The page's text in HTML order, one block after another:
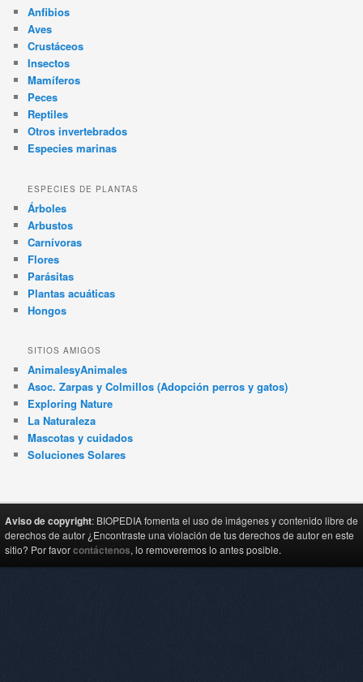
Anfibios
Aves
Crustáceos
Insectos
Mamíferos
Peces
Reptiles
Otros invertebrados
Especies marinas
ESPECIES DE PLANTAS
Árboles
Arbustos
Carnívoras
Flores
Parásitas
Plantas acuáticas
Hongos
SITIOS AMIGOS
AnimalesyAnimales
Asoc. Zarpas y Colmillos (Adopción perros y gatos)
Exploring Nature
La Naturaleza
Mascotas y cuidados
Soluciones Solares
Aviso de copyright: BIOPEDIA fomenta el uso de imágenes y contenido libre de
derechos de autor ¿Encontraste una violación de tus derechos de autor en este
sitio? Por favorcontáctenos, lo removeremos lo antes posible.